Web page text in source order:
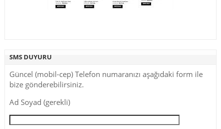
SMS DUYURU
Güncel (mobil-cep) Telefon numaranızı aşağıdaki form ile
bize gönderebilirsiniz.
Ad Soyad (gerekli)